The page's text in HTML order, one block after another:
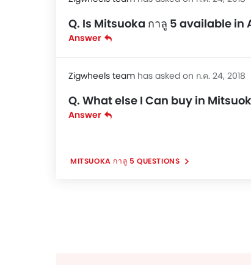
Q. Is Mitsuoka กาลู 5 available
Answer
Zigwheels team has asked on ก.ค. 24, 2018
Q. What else I Can buy in
Answer
MITSUOKA กาลู 5 QUESTIONS